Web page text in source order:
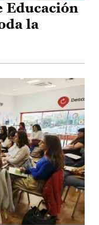
Educación
la